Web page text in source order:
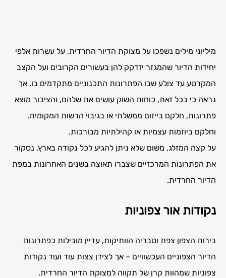
מיליוני מילים נשפכו על מצוקת הדיור החרדית, על עשרות אלפי
יחידות הדיור שהמגזר יזדקק להן בעשורים הקרובים ועל הקצב
המקרטע עד צולע שבו הפתרונות התכנוניים מתקדמים בו. אך
נראה כי בכל זאת, כוחות השוק עושים את שלהם, והציבור מוצא
פתרונות, חלקם בייזום ממשלתי או בגיבוי הרשות המקומית,
וחלקם ביוזמות עצמיות או קהילתיות מבורכות.
על קצה המזלג, משום שלא ניתן להגיע לכל נקודה בארץ, נסקור
את הפתרונות המרכזיים שצברו תאוצה בשנים האחרונות במפת
הדיור החרדית.
נקודות אור צפוניות
בירות הצפון צפת וטבריה הוותיקות, עדיין מובילות כפתרונות
הדיור הצפוניים העכשוויים – אך לצידן צצות עוד ועוד נקודות
צפוניות שמהוות קרן של תקווה למצוקת הדיור החרדית.